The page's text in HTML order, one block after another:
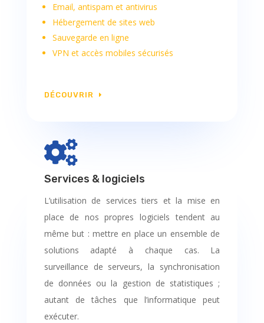
Email, antispam et antivirus
Hébergement de sites web
Sauvegarde en ligne
VPN et accès mobiles sécurisés
DÉCOUVRIR

Services & logiciels
L’utilisation de services tiers et la mise en
place de nos propres logiciels tendent au
même but : mettre en place un ensemble de
solutions adapté à chaque cas. La
surveillance de serveurs, la synchronisation
de données ou la gestion de statistiques ;
autant de tâches que l’informatique peut
exécuter.